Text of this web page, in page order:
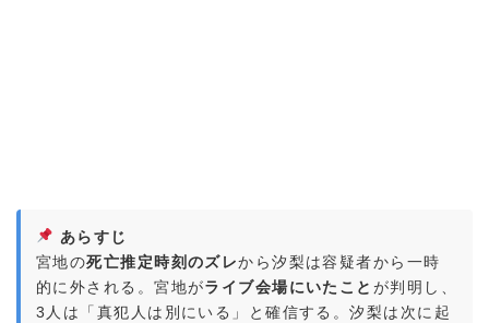
あらすじ
宮地の死亡推定時刻のズレから汐梨は容疑者から一時
的に外される。宮地がライブ会場にいたこと が判明し、
3人は「真犯人は別にいる」と確信する。汐梨は次に起